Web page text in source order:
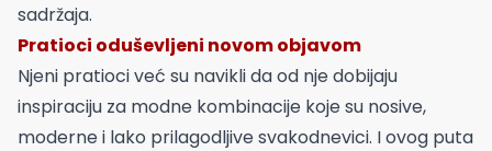
sadržaja.
Pratioci oduševljeni novom objavom
Njeni pratioci već su navikli da od nje dobijaju
inspiraciju za modne kombinacije koje su nosive,
moderne i lako prilagodljive svakodnevici. I ovog puta